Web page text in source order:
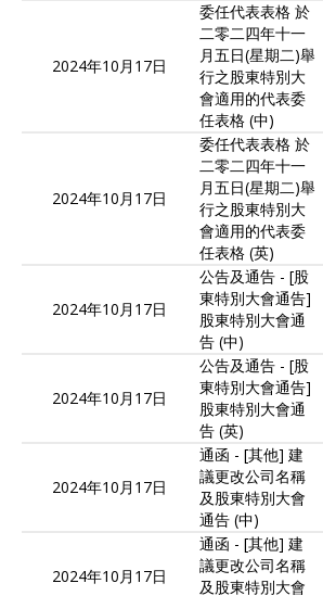
2024年10月17日
委任代表表格 於
二零二四年十一
月五日(星期二)舉
行之股東特別大
會適用的代表委
任表格 (中)
2024年10月17日
委任代表表格 於
二零二四年十一
月五日(星期二)舉
行之股東特別大
會適用的代表委
任表格 (英)
2024年10月17日
公告及通告 - [股
東特別大會通告]
股東特別大會通
告 (中)
2024年10月17日
公告及通告 - [股
東特別大會通告]
股東特別大會通
告 (英)
2024年10月17日
通函 - [其他] 建
議更改公司名稱
及股東特別大會
通告 (中)
2024年10月17日
通函 - [其他] 建
議更改公司名稱
及股東特別大會